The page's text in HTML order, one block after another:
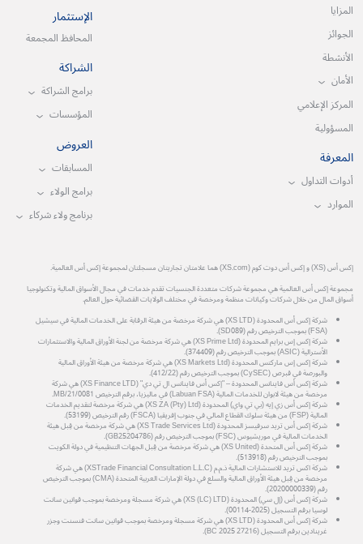
المزايا
الجوائز
الأنشطة
الأمان
المركز الإعلامي
المسؤولية
المعرفة
أدوات التداول
الموارد
الإستثمار
المحافظ المجمعة
الشراكة
برامج الشراكة
المؤسسات
العروض
المسابقات
برامج الولاء
برنامج ولاء شركاء
إكس أس (XS) و إكس أس دوت كوم (XS.com) هما علامتان تجاريتان مسجلتان لمجموعة إكس أس العالمية.
مجموعة إكس أس العالمية هي مجموعة شركات متعددة الجنسيات تقدم خدمات في مجال الأسواق المالية وتكنولوجيا
أسواق المال من خلال شركات وكيانات منظمة ومرخصة في مختلف الولايات القضائية حول العالم.
شركة إكس أس المحدودة (XS LTD) هي شركة مرخصة من هيئة الرقابة على الخدمات المالية في سيشيل
(FSA) بموجب الترخيص رقم (SD089).
شركة إكس إس برايم المحدودة (XS Prime Ltd) هي شركة مرخصة من لجنة الأوراق المالية والاستثمارات
الأسترالية (ASIC) بموجب الترخيص رقم (374409).
شركة إكس إس ماركتس المحدودة (XS Markets Ltd) هي شركة مرخصة من هيئة الأوراق المالية
والبورصة في قبرص (CySEC) بموجب الترخيص رقم (412/22).
شركة إكس أس فاينانس المحدودة – "إكس أس فاينانس ال تي دي" (XS Finance LTD) هي شركة
مرخصة من هيئة لابوان للخدمات المالية (Labuan FSA) في ماليزيا، برقم الترخيص MB/21/0081.
شركة إكس أس زي إيه (بي تي واي) المحدودة (XS ZA (Pty) Ltd) هي شركة مرخصة لتقديم الخدمات
المالية (FSP) من هيئة سلوك القطاع المالي في جنوب إفريقيا (FSCA) رقم الترخيص (53199).
شركة إكس أس تريد سرفيسز المحدودة (XS Trade Services Ltd) هي شركة مرخصة من قِبل هيئة
الخدمات المالية في موريشيوس (FSC) بموجب الترخيص رقم (GB25204786).
شركة إكس أس المتحدة (XS United) هي شركة مرخصة من قِبل الجهات التنظيمية في دولة الكويت
بموجب الترخيص رقم (513918).
شركة اكس تريد للاستشارات المالية ذ.م.م (XSTrade Financial Consultation L.L.C) هي شركة
مرخصة من قِبل هيئة الأوراق المالية والسلع في دولة الإمارات العربية المتحدة (CMA) بموجب الترخيص
رقم (20200000339).
شركة إكس أس (إل سي) المحدودة (XS (LC) LTD) هي شركة مسجلة ومرخصة بموجب قوانين سانت
لوسيا برقم التسجيل (2025-00114).
شركة إكس أس المحدودة (XS LTD) هي شركة مسجلة ومرخصة بموجب قوانين سانت فنسنت وجزر
غرينادين برقم التسجيل (27216 BC 2025).